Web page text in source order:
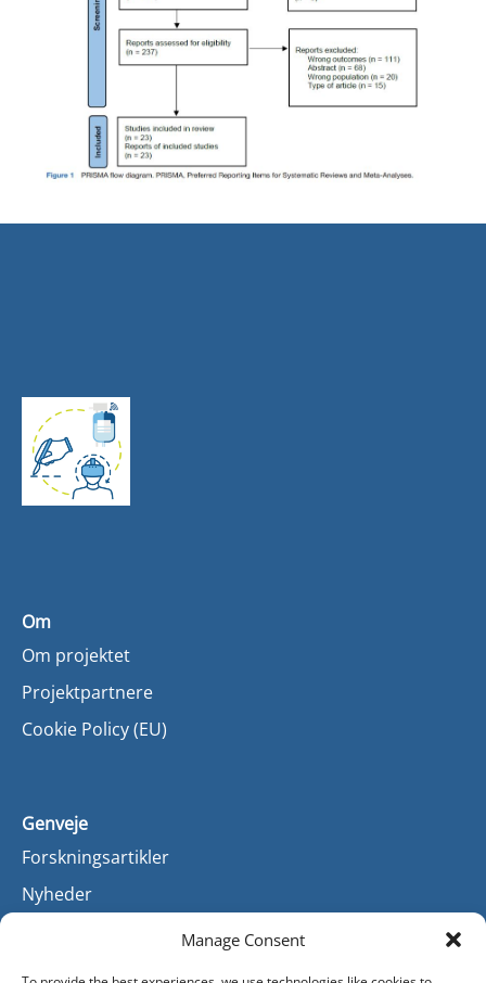
Manage Consent
Om
Om projektet
Projektpartnere
Cookie Policy (EU)
Genveje
Forskningsartikler
Nyheder